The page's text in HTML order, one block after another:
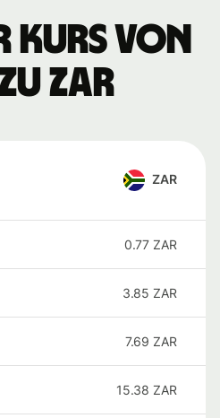
Kurs von
ZAR
ZAR
0.77 ZAR
3.85 ZAR
7.69 ZAR
15.38 ZAR